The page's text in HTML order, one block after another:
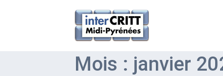
Mois : janvier